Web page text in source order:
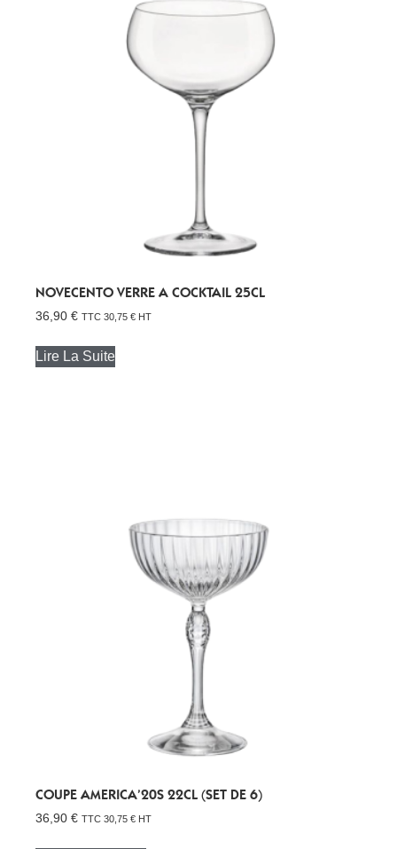
NOVECENTO VERRE A COCKTAIL 25CL
36,90 € TTC 30,75 € HT
Lire La Suite
COUPE AMERICA’20S 22CL (SET DE 6)
36,90 € TTC 30,75 € HT